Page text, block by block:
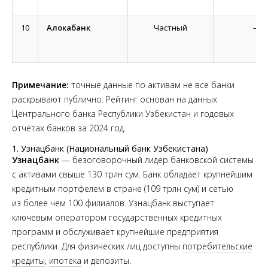
10 Алокабанк Частный —
Примечание: точные данные по активам не все банки
раскрывают публично. Рейтинг основан на данных
Центрального банка Республики Узбекистан и годовых
отчётах банков за 2024 год.
1. Узнацбанк (Национальный банк Узбекистана)
Узнацбанк — безоговорочный лидер банковской системы
с активами свыше 130 трлн сум. Банк обладает крупнейшим
кредитным портфелем в стране (109 трлн сум) и сетью
из более чем 100 филиалов. Узнацбанк выступает
ключевым оператором государственных кредитных
программ и обслуживает крупнейшие предприятия
республики. Для физических лиц доступны потребительские
кредиты, ипотека и депозиты.